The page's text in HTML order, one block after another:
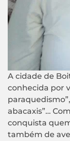
A cidade de
conhecida por
abacaxis”…
conquista
também de